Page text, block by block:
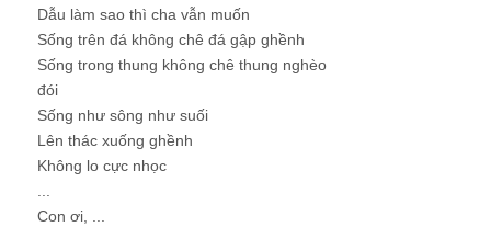
Dẫu làm sao thì cha vẫn muốn
Sống trên đá không chê đá gập ghềnh
Sống trong thung không chê thung nghèo
đói
Sống như sông như suối
Lên thác xuống ghềnh
Không lo cực nhọc
Con ơi, ...